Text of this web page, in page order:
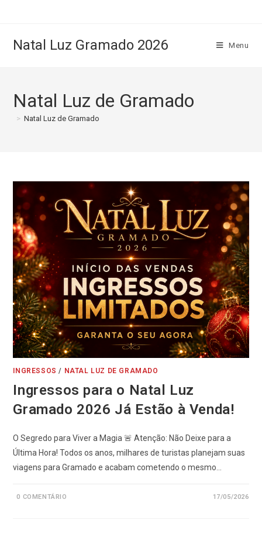
Natal Luz Gramado 2026 Menu
Natal Luz de Gramado
> Natal Luz de Gramado
INGRESSOS / NATAL LUZ DE GRAMADO
Ingressos para o Natal Luz
Gramado 2026 Já Estão à Venda!
O Segredo para Viver a Magia 🚨 Atenção: Não Deixe para a
Última Hora! Todos os anos, milhares de turistas planejam suas
viagens para Gramado e acabam cometendo o mesmo…
0 COMENTÁRIO 17/05/2026